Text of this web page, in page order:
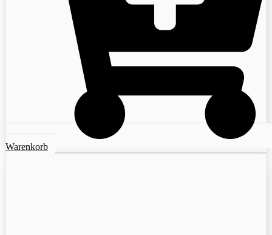
Warenkorb